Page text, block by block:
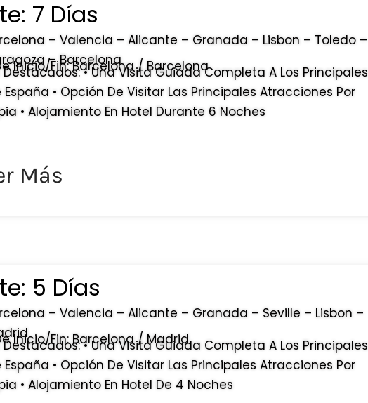
7 Días
– Valencia – Alicante – Granada – Lisbon – Toledo –
– Barcelona
Inicio/fin: Barcelona / Barcelona
• Una Visita Guiada Completa A Los Principales
España • Opción De Visitar Las Principales Atracciones Por
• Alojamiento En Hotel Durante 6 Noches
Más
5 Días
– Valencia – Alicante – Granada – Seville – Lisbon –
Inicio/fin: Barcelona / Madrid
• Una Visita Guiada Completa A Los Principales
España • Opción De Visitar Las Principales Atracciones Por
• Alojamiento En Hotel De 4 Noches